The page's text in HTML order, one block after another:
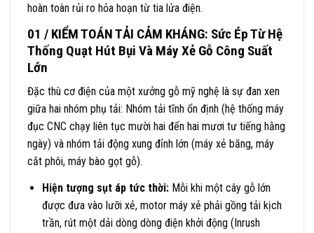
hoàn toàn rủi ro hỏa hoạn từ tia lửa điện.
01 / KIỂM TOÁN TẢI CẢM KHÁNG: Sức Ép Từ Hệ
Thống Quạt Hút Bụi Và Máy Xẻ Gỗ Công Suất
Lớn
Đặc thù cơ điện của một xưởng gỗ mỹ nghệ là sự đan xen
giữa hai nhóm phụ tải: Nhóm tải tĩnh ổn định (hệ thống máy
đục CNC chạy liên tục mười hai đến hai mươi tư tiếng hằng
ngày) và nhóm tải động xung đỉnh lớn (máy xẻ băng, máy
cắt phôi, máy bào gọt gỗ).
Hiện tượng sụt áp tức thời:Mỗi khi một cây gỗ lớn
được đưa vào lưỡi xẻ, motor máy xẻ phải gồng tải kịch
trần, rút một dải dòng dòng điện khởi động (Inrush